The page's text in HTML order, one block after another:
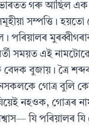
গৰু আছিল এক
সম্পত্তি।
পৰিয়ালৰ
সময়ত এই
বুজায়। ত্ৰৈ
গোত্ৰ বুলি
নহওক, গোত্ৰৰ
যি